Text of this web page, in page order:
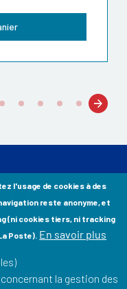
8 9 10 11 12 Next
: newsletter,
l'usage de cookies à des
reste anonyme, et
(ni cookies tiers, ni tracking
Poste). En savoir plus
la gestion des